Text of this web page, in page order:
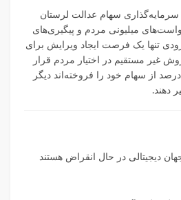
سهام عدالت لرستان
میلیونی مردم و پیگیری‌های
تنها یک فرصت ایجاد ویرایش برای
غیر مستقیم در اختیار مردم قرار
بگیرد، البته افرادی که ۳۰ درصد از سهام خود را فروخته‌اند دیگر
دهند.
دیجیتالی در حال انقراض هستند